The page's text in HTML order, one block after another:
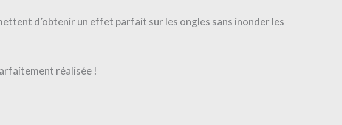
d’obtenir un effet parfait sur les ongles sans inonder les
réalisée !